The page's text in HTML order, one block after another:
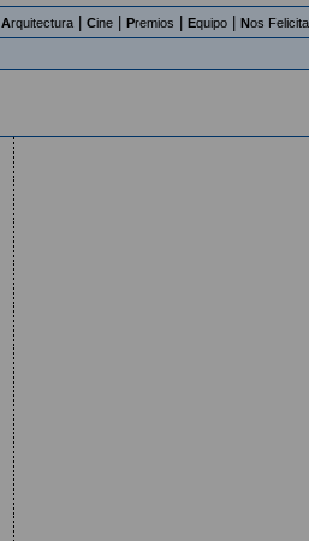
Arquitectura Cine Premios Equipo Nos